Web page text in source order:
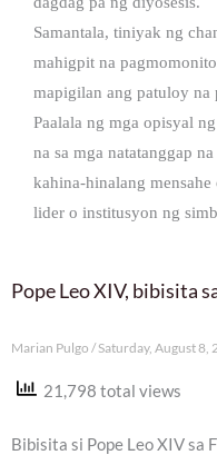
Samantala, tiniyak ng
mahigpit na
mapigilan ang patuloy na
Paalala ng mga opisyal
na sa mga natatanggap
kahina-hinalang
lider o institusyon ng
Pope Leo XIV, bibisita
Marian Pulgo Saturday, August 8,
21,798 total views
Bibisita si Pope Leo XIV sa